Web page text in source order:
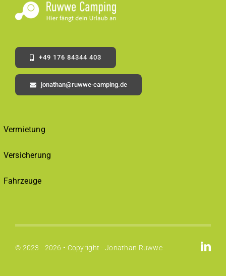
+49 176 84344 403
jonathan@ruwwe-camping.de
Vermietung
Versicherung
Fahrzeuge
© 2023 - 2026 • Copyright - Jonathan Ruwwe